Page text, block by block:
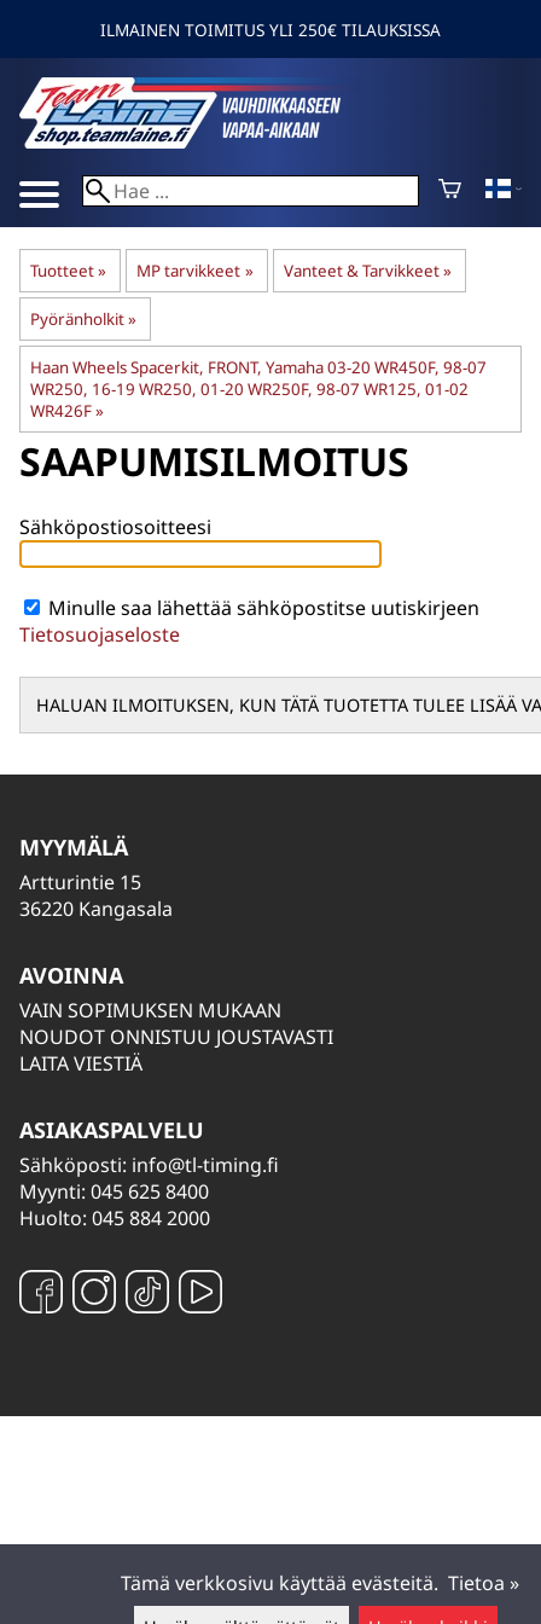
ILMAINEN TOIMITUS YLI 250€ TILAUKSISSA
Tuotteet‪» MP tarvikkeet ‪» Vanteet & Tarvikkeet‪»
Pyöränholkit‪»
Haan Wheels Spacerkit, FRONT, Yamaha 03-20 WR450F, 98-07
WR250, 16-19 WR250, 01-20 WR250F, 98-07 WR125, 01-02
WR426F‪»
SAAPUMISILMOITUS
Sähköpostiosoitteesi
Minulle saa lähettää sähköpostitse uutiskirjeen
Tietosuojaseloste
MYYMÄLÄ
Artturintie 15
36220 Kangasala
AVOINNA
VAIN SOPIMUKSEN MUKAAN
NOUDOT ONNISTUU JOUSTAVASTI
LAITA VIESTIÄ
ASIAKASPALVELU
Sähköposti: info@tl-timing.fi
Myynti: 045 625 8400
Huolto: 045 884 2000
Tämä verkkosivu käyttää evästeitä. Tietoa »